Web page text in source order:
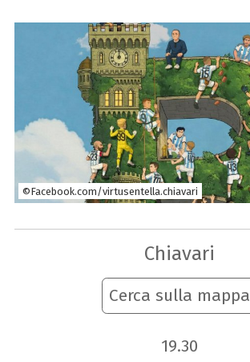
©Facebook.com/virtusentella.chiavari
Chiavari
Cerca sulla mappa
19.30